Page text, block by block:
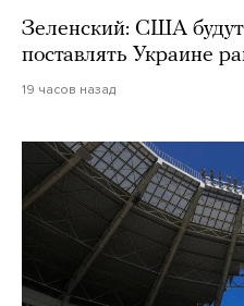
Зеленский: США
поставлять Украине
19 часов назад